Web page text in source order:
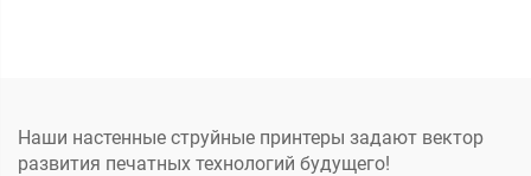
Наши настенные струйные принтеры задают вектор
развития печатных технологий будущего!